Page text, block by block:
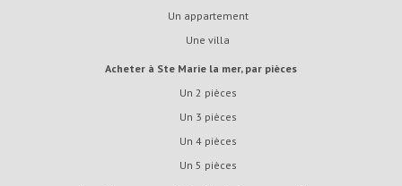
Un appartement
Une villa
Acheter à Ste Marie la mer, par pièces
Un 2 pièces
Un 3 pièces
Un 4 pièces
Un 5 pièces